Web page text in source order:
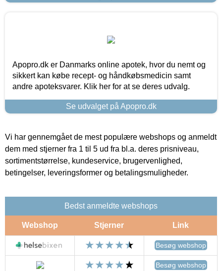
Apopro.dk er Danmarks online apotek, hvor du nemt og
sikkert kan købe recept- og håndkøbsmedicin samt
andre apoteksvarer. Klik her for at se deres udvalg.
Se udvalget på Apopro.dk
Vi har gennemgået de mest populære webshops og anmeldt
dem med stjerner fra 1 til 5 ud fra bl.a. deres prisniveau,
sortimentstørrelse, kundeservice, brugervenlighed,
betingelser, leveringsformer og betalingsmuligheder.
Bedst anmeldte webshops
Webshop Stjerner Link
Besøg webshop
Besøg webshop